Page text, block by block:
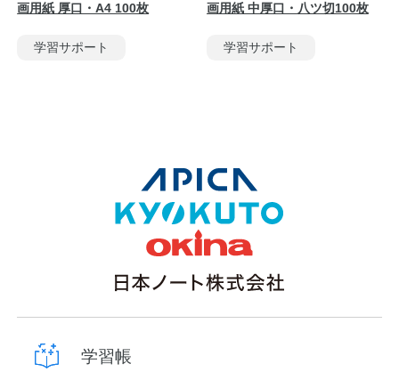
画用紙 厚口・A4 100枚
学習サポート
画用紙 中厚口・八ツ切100枚
学習サポート
学習帳